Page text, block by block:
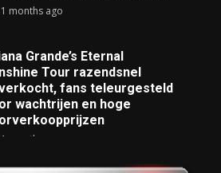
months ago
Grande’s Eternal
Tour razendsnel
fans teleurgesteld
wachtrijen en hoge
months ago